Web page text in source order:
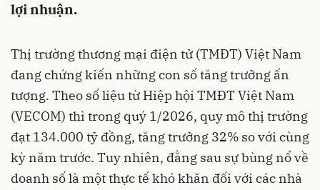
lợi nhuận.
Thị trường thương mại điện tử (TMĐT) Việt Nam
đang chứng kiến những con số tăng trưởng ấn
tượng. Theo số liệu từ Hiệp hội TMĐT Việt Nam
(VECOM) thì trong quý 1/2026, quy mô thị trường
đạt 134.000 tỷ đồng, tăng trưởng 32% so với cùng
kỳ năm trước. Tuy nhiên, đằng sau sự bùng nổ về
doanh số là một thực tế khó khăn đối với các nhà